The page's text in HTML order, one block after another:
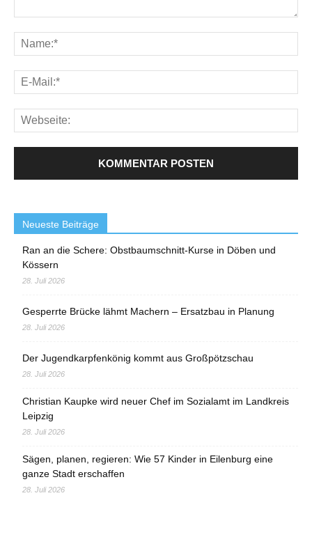
Neueste Beiträge
Ran an die Schere: Obstbaumschnitt-Kurse in Döben und
Kössern
28. Juli 2026
Gesperrte Brücke lähmt Machern – Ersatzbau in Planung
28. Juli 2026
Der Jugendkarpfenkönig kommt aus Großpötzschau
28. Juli 2026
Christian Kaupke wird neuer Chef im Sozialamt im Landkreis
Leipzig
28. Juli 2026
Sägen, planen, regieren: Wie 57 Kinder in Eilenburg eine
ganze Stadt erschaffen
28. Juli 2026